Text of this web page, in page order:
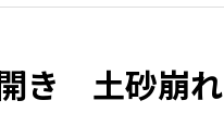
き 土砂崩れ